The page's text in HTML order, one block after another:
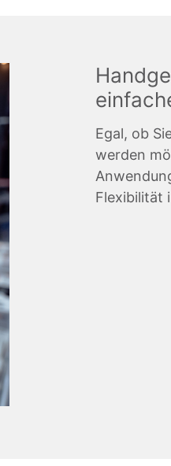
Egal, ob
werden
Flexibilität